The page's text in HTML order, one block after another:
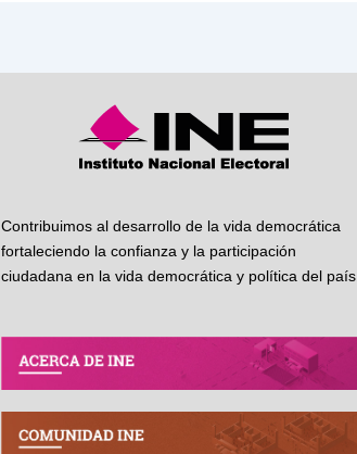
Contribuimos al desarrollo de la vida democrática
fortaleciendo la confianza y la participación
ciudadana en la vida democrática y política del país.